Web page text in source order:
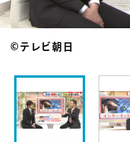
©テレビ朝日